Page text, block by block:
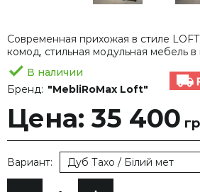
Современная прихожая в стиле
комод, стильная модульная мебель
В наличии
Бренд: "MebliRoMax Loft"
Цена: 35 400
Вариант: Дуб Тахо / Білий мет